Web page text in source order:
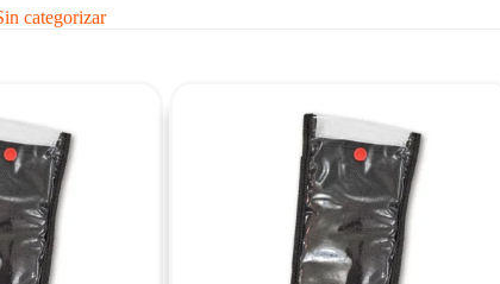
categorizar